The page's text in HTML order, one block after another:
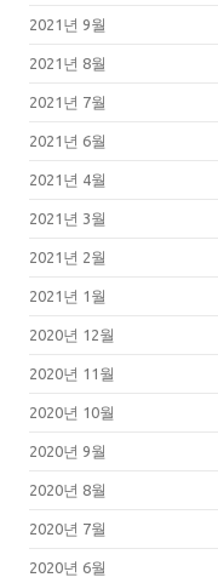
2021년 9월
2021년 8월
2021년 7월
2021년 6월
2021년 4월
2021년 3월
2021년 2월
2021년 1월
2020년 12월
2020년 11월
2020년 10월
2020년 9월
2020년 8월
2020년 7월
2020년 6월